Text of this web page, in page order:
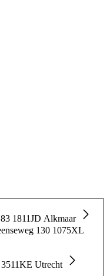
1811JD Alkmaar
130 1075XL
3511KE Utrecht